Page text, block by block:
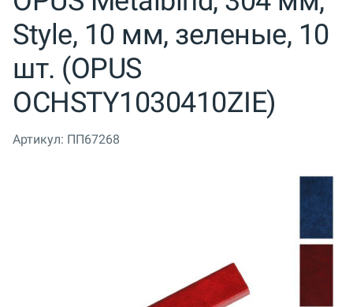
Style, 10 мм, зеленые, 10
шт. (OPUS
OCHSTY1030410ZIE)
Артикул: ПП67268